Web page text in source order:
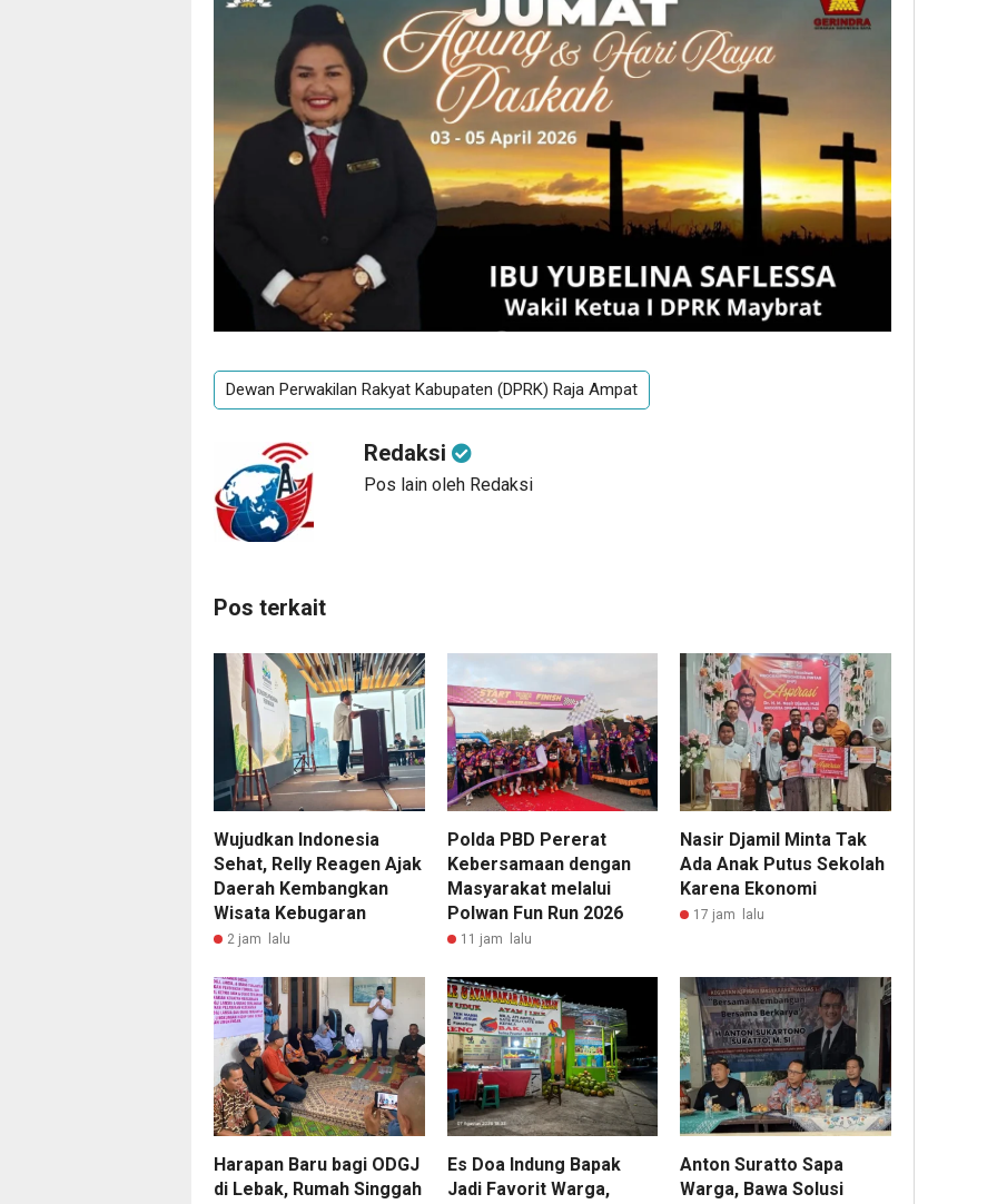
Dewan Perwakilan Rakyat Kabupaten (DPRK) Raja Ampat
Redaksi
Pos lain oleh Redaksi
Pos terkait
Wujudkan Indonesia
Sehat, Relly Reagen Ajak
Daerah Kembangkan
Wisata Kebugaran
2 jam lalu
Polda PBD Pererat
Kebersamaan dengan
Masyarakat melalui
Polwan Fun Run 2026
11 jam lalu
Nasir Djamil Minta Tak
Ada Anak Putus Sekolah
Karena Ekonomi
17 jam lalu
Harapan Baru bagi ODGJ
di Lebak, Rumah Singgah
Es Doa Indung Bapak
Jadi Favorit Warga,
Anton Suratto Sapa
Warga, Bawa Solusi